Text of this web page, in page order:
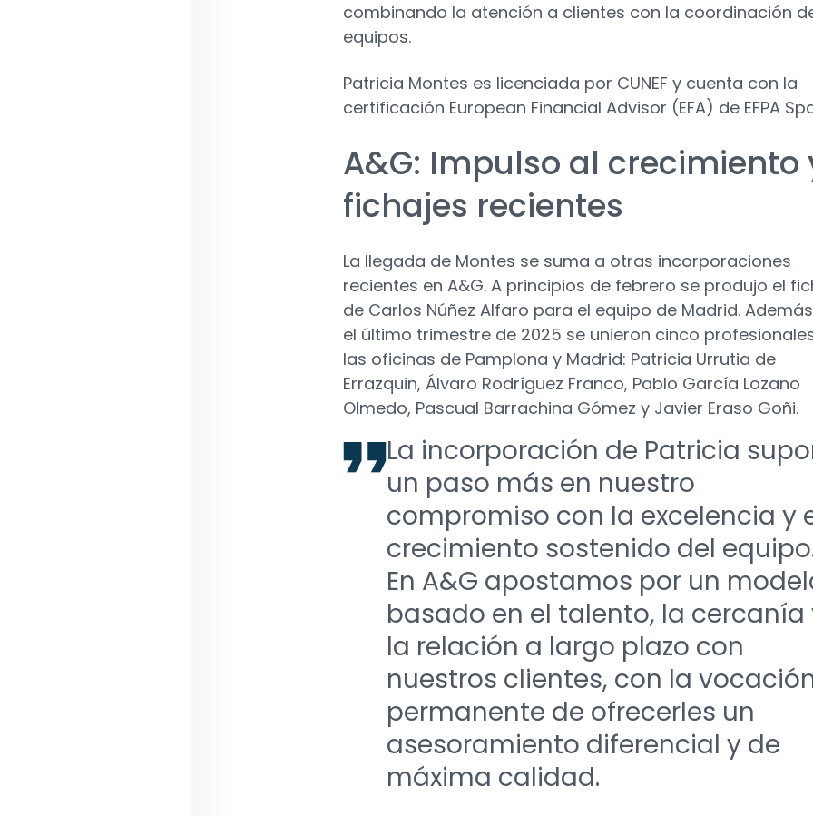
combinando la atención a clientes con la coordinación
equipos.
Patricia Montes es licenciada por CUNEF y cuenta con la
certificación European Financial Advisor (EFA) de EFPA
A&G: Impulso al crecimiento
fichajes recientes
La llegada de Montes se suma a otras incorporaciones
recientes en A&G. A principios de febrero se produjo el
de Carlos Núñez Alfaro para el equipo de Madrid.
el último trimestre de 2025 se unieron cinco
las oficinas de Pamplona y Madrid: Patricia Urrutia de
Errazquin, Álvaro Rodríguez Franco, Pablo García Lozano
Olmedo, Pascual Barrachina Gómez y Javier Eraso Goñi.
La incorporación de Patricia
un paso más en nuestro
compromiso con la excelencia y
crecimiento sostenido del
En A&G apostamos por un
basado en el talento, la cercanía
la relación a largo plazo con
nuestros clientes, con la
permanente de ofrecerles un
asesoramiento diferencial y de
máxima calidad.